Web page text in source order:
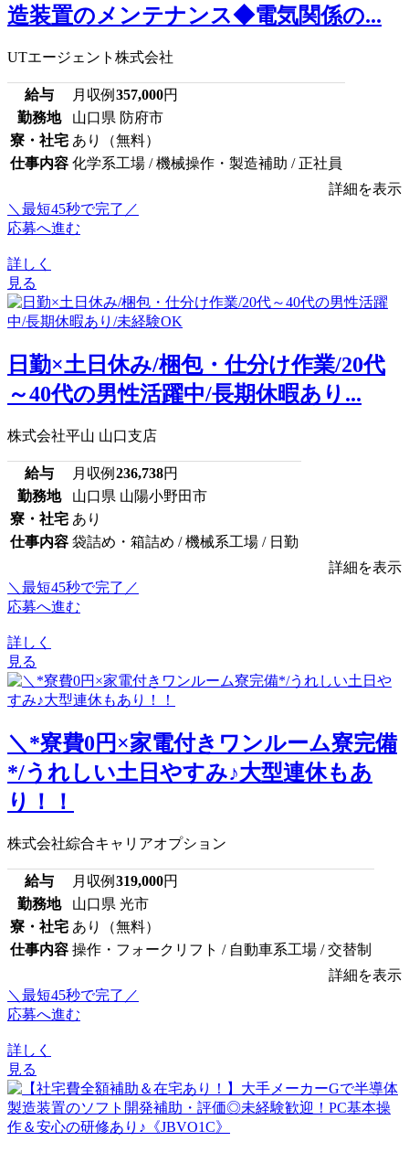
造装置のメンテナンス◆電気関係の...
UTエージェント株式会社
給与 月収例 357,000円
勤務地
山口県 防府市
寮・社宅 あり（無料）
仕事内容 化学系工場 / 機械操作・製造補助 / 正社員
詳細を表示
＼最短45秒で完了／
応募へ進む
詳しく
見る
日勤×土日休み/梱包・仕分け作業/20代
～40代の男性活躍中/長期休暇あり...
株式会社平山 山口支店
給与 月収例 236,738円
勤務地
山口県 山陽小野田市
寮・社宅 あり
仕事内容 袋詰め・箱詰め / 機械系工場 / 日勤
詳細を表示
＼最短45秒で完了／
応募へ進む
詳しく
見る
＼*寮費0円×家電付きワンルーム寮完備
*/うれしい土日やすみ♪大型連休もあ
り！！
株式会社綜合キャリアオプション
給与 月収例 319,000円
勤務地
山口県 光市
寮・社宅 あり（無料）
仕事内容 操作・フォークリフト / 自動車系工場 / 交替制
詳細を表示
＼最短45秒で完了／
応募へ進む
詳しく
見る